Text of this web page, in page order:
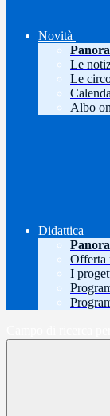
Novità
Le
Le
Albo
Didattica
Offerta
I